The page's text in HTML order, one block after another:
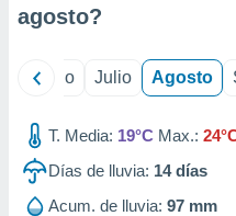
agosto?
Junio Julio Agosto
T. Media: 19°C Max.:
Días de lluvia: 14días
Acum. de lluvia: 97 mm